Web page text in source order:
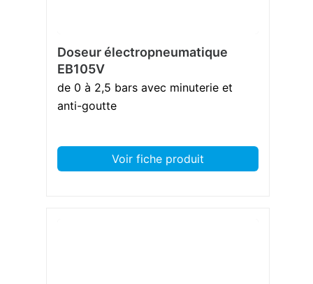
Doseur électropneumatique
EB105V
de 0 à 2,5 bars avec minuterie et
anti-goutte
Voir fiche produit